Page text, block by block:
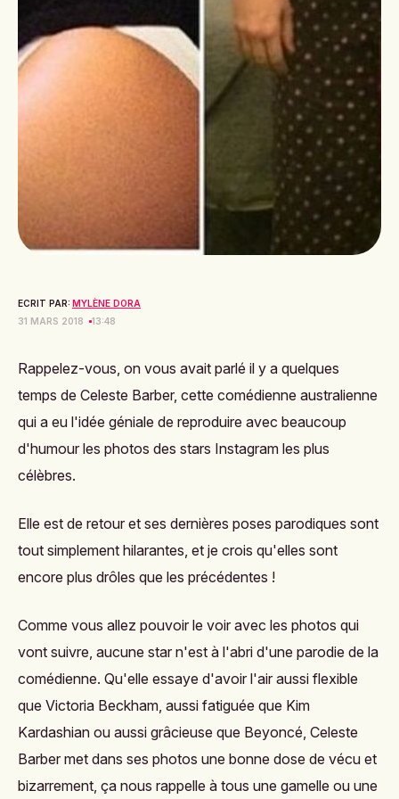
ECRIT PAR: MYLÈNE DORA
31 MARS 2018
13:48
Rappelez-vous, on vous avait parlé il y a quelques
temps de Celeste Barber, cette comédienne australienne
qui a eu l'idée géniale de reproduire avec beaucoup
d'humour les photos des stars Instagram les plus
célèbres.
Elle est de retour et ses dernières poses parodiques sont
tout simplement hilarantes, et je crois qu'elles sont
encore plus drôles que les précédentes !
Comme vous allez pouvoir le voir avec les photos qui
vont suivre, aucune star n'est à l'abri d'une parodie de la
comédienne. Qu'elle essaye d'avoir l'air aussi flexible
que Victoria Beckham, aussi fatiguée que Kim
Kardashian ou aussi grâcieuse que Beyoncé, Celeste
Barber met dans ses photos une bonne dose de vécu et
bizarrement, ça nous rappelle à tous une gamelle ou une